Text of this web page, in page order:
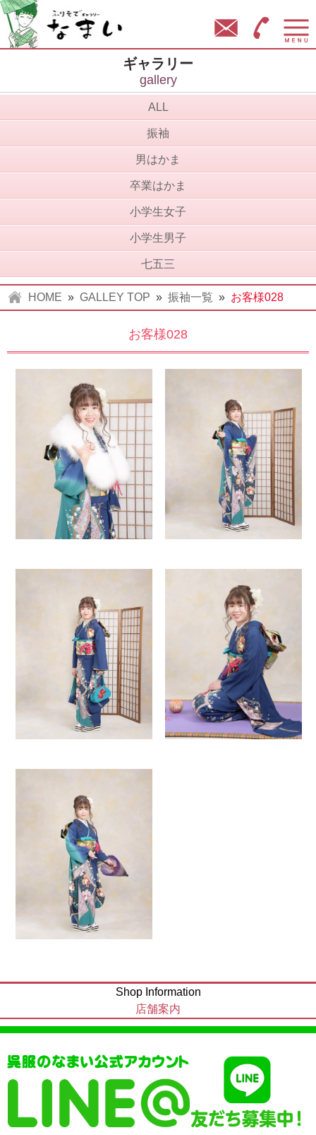
営業
お問い合わせ
ギャラリー
gallery
ALL
振袖
男はかま
卒業はかま
小学生女子
小学生男子
七五三
HOME » GALLEY TOP » 振袖一覧 » お客様028
お客様028
Shop Information
店舗案内